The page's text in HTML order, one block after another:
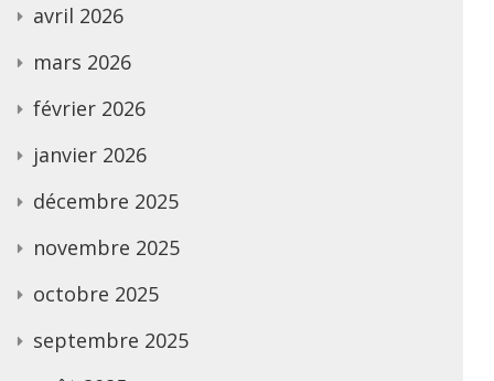
avril 2026
mars 2026
février 2026
janvier 2026
décembre 2025
novembre 2025
octobre 2025
septembre 2025